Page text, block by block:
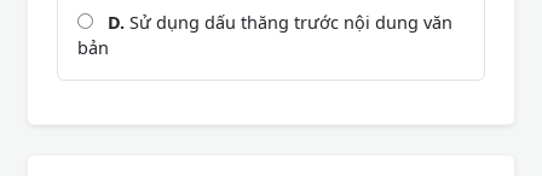
D. Sử dụng dấu thăng trước nội dung văn
bản